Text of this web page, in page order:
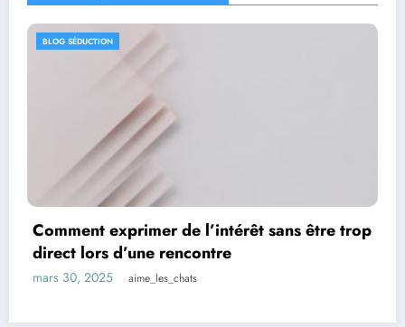
être trop
BLOG SÉDUCTION
Quelle importance donner à
d’une rencontre ?
mars 24, 2025